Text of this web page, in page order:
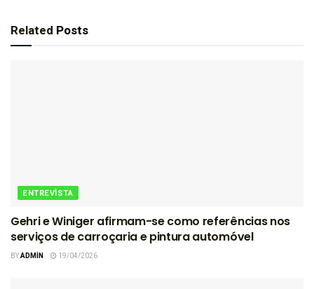
Related Posts
ENTREVISTA
Gehri e Winiger afirmam-se como referências nos
serviços de carroçaria e pintura automóvel
BYADMIN 19/04/2026